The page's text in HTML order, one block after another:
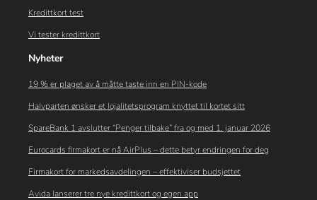
Kredittkort test
Vi tester kredittkort
Nyheter
19 % er plaget av å måtte taste inn en PIN-kode
Halvparten ønsker et lojalitetsprogram knyttet til kortet sitt
SpareBank 1 avslutter “Penger tilbake” fra og med 1. januar 2026
Eurocards firmakort er nå AirPlus – dette betyr endringen for deg
Firmakort for markedsavdelingen – effektiviser budsjettet
Avida lanserer tre nye kredittkort og egen app